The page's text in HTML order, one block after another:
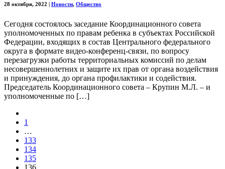
28 октября, 2022 | Новости, Общество
Сегодня состоялось заседание Координационного совета
уполномоченных по правам ребенка в субъектах Российской
Федерации, входящих в состав Центрального федерального
округа в формате видео-конференц-связи, по вопросу
перезагрузки работы территориальных комиссий по делам
несовершеннолетних и защите их прав от органа воздействия
и принуждения, до органа профилактики и содействия.
Председатель Координационного совета – Крупин М.Л. – и
уполномоченные по […]
1
…
133
134
135
136